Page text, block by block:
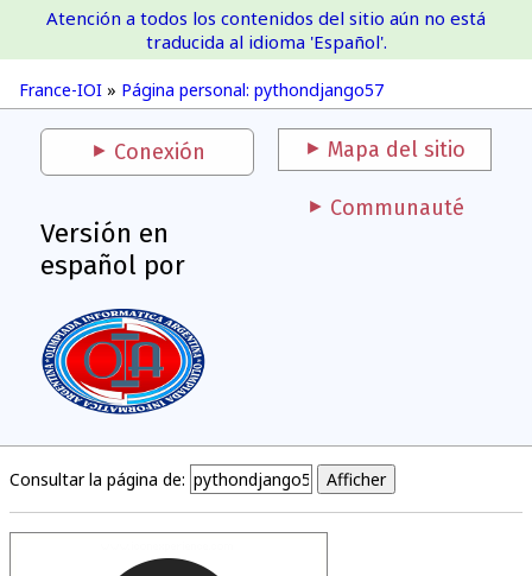
France-IOI
France-IOI » Página personal: pythondjango57
Atención a todos los contenidos del sitio aún no está
traducida al idioma 'Español'.
Conexión Mapa del sitio
Versión en
español por
Communauté
Consultar la página de: